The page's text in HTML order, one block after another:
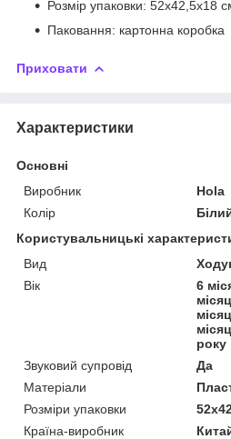
Розмір упаковки: 52х42,5х18
Паковання: картонна коробка
Приховати
Характеристики
Основні
Виробник
Hola
Колір
Користувальницькі
Вид
Вік
6
року
Звуковий супровід
Да
Матеріали
Розміри упаковки
Країна-виробник